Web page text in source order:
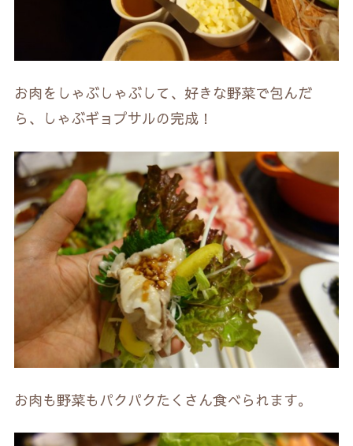
お肉をしゃぶしゃぶして、好きな野菜で包んだ
ら、しゃぶギョプサルの完成！
お肉も野菜もパクパクたくさん食べられます。